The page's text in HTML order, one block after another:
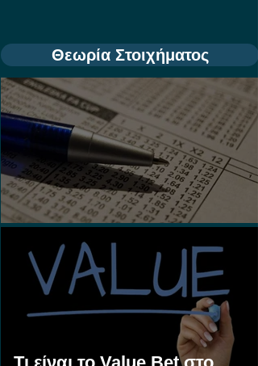
Θεωρία Στοιχήματος
Τι είναι τα Ασιατικά Χάντικαπ;